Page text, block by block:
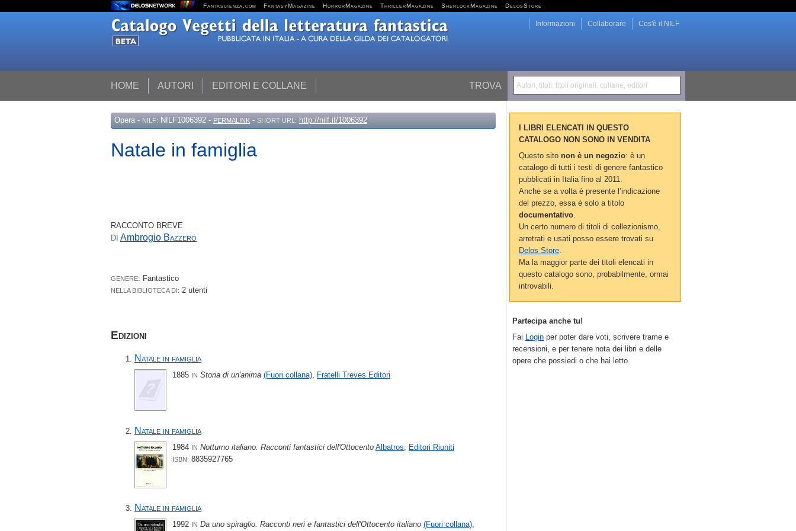
Fantascienza.com FantasyMagazine HorrorMagazine ThrillerMagazine SherlockMagazine DelosStore
TROVA Autori, titoli, titoli originali, collane, editori
HOME AUTORI EDITORI E COLLANE
Cos'è il NILF
Collaborare
Informazioni
Opera - NILF: NILF1006392 - PERMALINK - SHORT URL: http://nilf.it/1006392
Natale in famiglia
RACCONTO BREVE
DI Ambrogio Bazzero
GENERE: Fantastico
NELLA BIBLIOTECA DI: 2 utenti
Edizioni
Natale in famiglia
1885 IN Storia di un'anima (Fuori collana) Fratelli Treves Editori
Natale in famiglia
1984 IN Notturno italiano: Racconti fantastici dell'Ottocento Albatros Editori Riuniti
ISBN: 8835927765
Natale in famiglia
1992 IN Da uno spiraglio. Racconti neri e fantastici dell'Ottocento italiano (Fuori collana),
I LIBRI ELENCATI IN QUESTO
CATALOGO NON SONO IN VENDITA
Questo sito non è un negozio: è un
catalogo di tutti i testi di genere fantastico
pubblicati in Italia fino al 2011.
Anche se a volta è presente l’indicazione
del prezzo, essa è solo a titolo
documentativo
Un certo numero di titoli di collezionismo,
arretrati e usati posso essere trovati su
Delos Store
Ma la maggior parte dei titoli elencati in
questo catalogo sono, probabilmente, ormai
introvabili.
Partecipa anche tu!
Fai Login per poter dare voti, scrivere trame e
recensioni, e per tenere nota dei libri e delle
opere che possiedi o che hai letto.